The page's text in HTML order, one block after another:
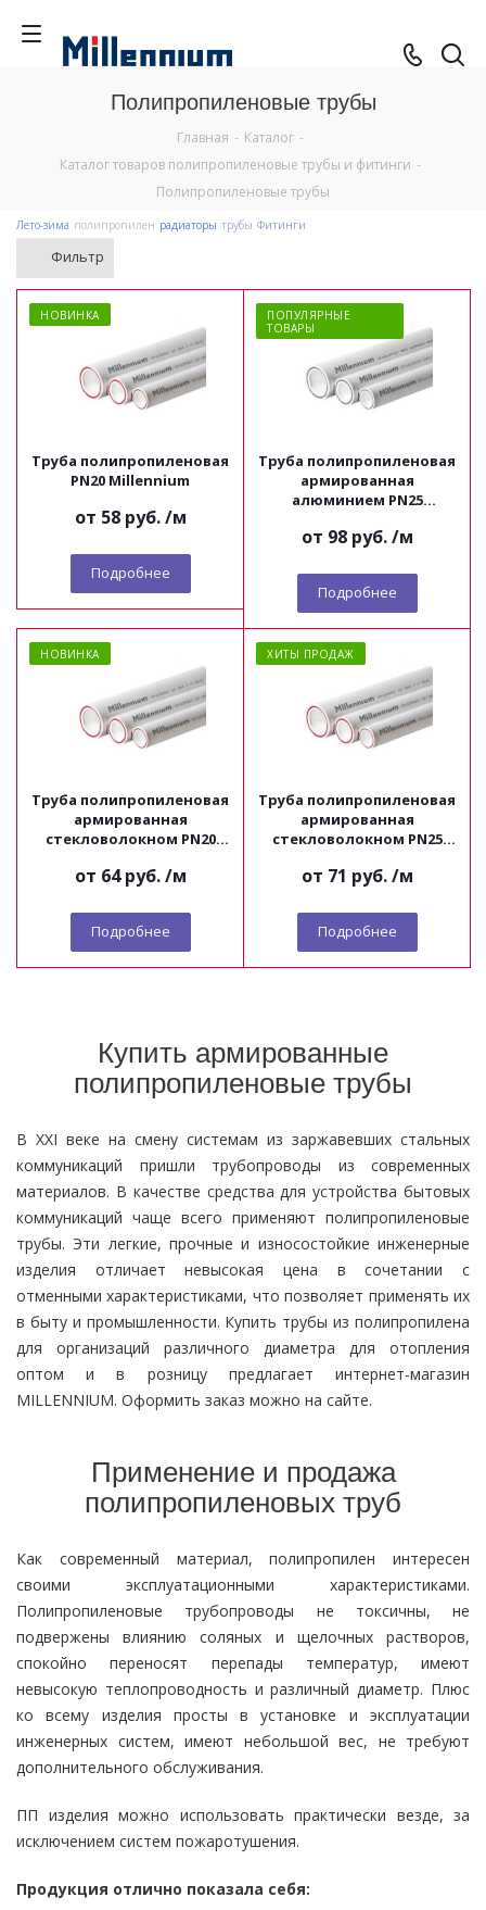
Полипропиленовые трубы
Главная - Каталог -
Каталог товаров полипропиленовые трубы и фитинги -
Полипропиленовые трубы
Лето-зима полипропилен радиаторы трубы Фитинги
Фильтр
НОВИНКА
Труба полипропиленовая
PN20 Millennium
от 58 руб. /м
Подробнее
ПОПУЛЯРНЫЕ
ТОВАРЫ
Труба полипропиленовая
армированная
алюминием PN25
от 98 руб. /м
Подробнее
НОВИНКА
Труба полипропиленовая
армированная
стекловолокном PN20
от 64 руб. /м
Подробнее
ХИТЫ ПРОДАЖ
Труба полипропиленовая
армированная
стекловолокном PN25
от 71 руб. /м
Подробнее
Купить армированные
полипропиленовые трубы
В XXI веке на смену системам из заржавевших стальных
коммуникаций пришли трубопроводы из современных
материалов. В качестве средства для устройства бытовых
коммуникаций чаще всего применяют полипропиленовые
трубы. Эти легкие, прочные и износостойкие инженерные
изделия отличает невысокая цена в сочетании с
отменными характеристиками, что позволяет применять их
в быту и промышленности. Купить трубы из полипропилена
для организаций различного диаметра для отопления
оптом и в розницу предлагает интернет-магазин
MILLENNIUM. Оформить заказ можно на сайте.
Применение и продажа
полипропиленовых труб
Как современный материал, полипропилен интересен
своими эксплуатационными характеристиками.
Полипропиленовые трубопроводы не токсичны, не
подвержены влиянию соляных и щелочных растворов,
спокойно переносят перепады температур, имеют
невысокую теплопроводность и различный диаметр. Плюс
ко всему изделия просты в установке и эксплуатации
инженерных систем, имеют небольшой вес, не требуют
дополнительного обслуживания.
ПП изделия можно использовать практически везде, за
исключением систем пожаротушения.
Продукция отлично показала себя: